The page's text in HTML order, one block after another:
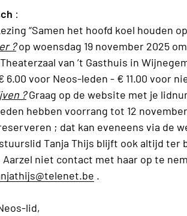
:
“Samen het hoofd koel houden
?op woensdag 19 november 2025
van ’t Gasthuis in
6.00 voor Neos-leden - € 11.00 voor
?Graag op de website met je
hebben voorrang tot 12
; dat kan eveneens via de
Tanja Thijs blijft ook altijd
niet contact met haar op te
.
lid,